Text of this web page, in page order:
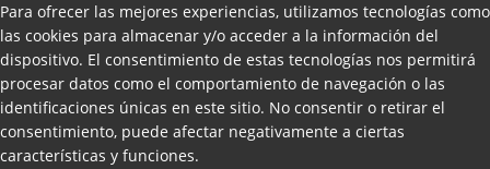
Para ofrecer las mejores experiencias, utilizamos tecnologías como
las cookies para almacenar y/o acceder a la información del
dispositivo. El consentimiento de estas tecnologías nos permitirá
procesar datos como el comportamiento de navegación o las
identificaciones únicas en este sitio. No consentir o retirar el
consentimiento, puede afectar negativamente a ciertas
características y funciones.